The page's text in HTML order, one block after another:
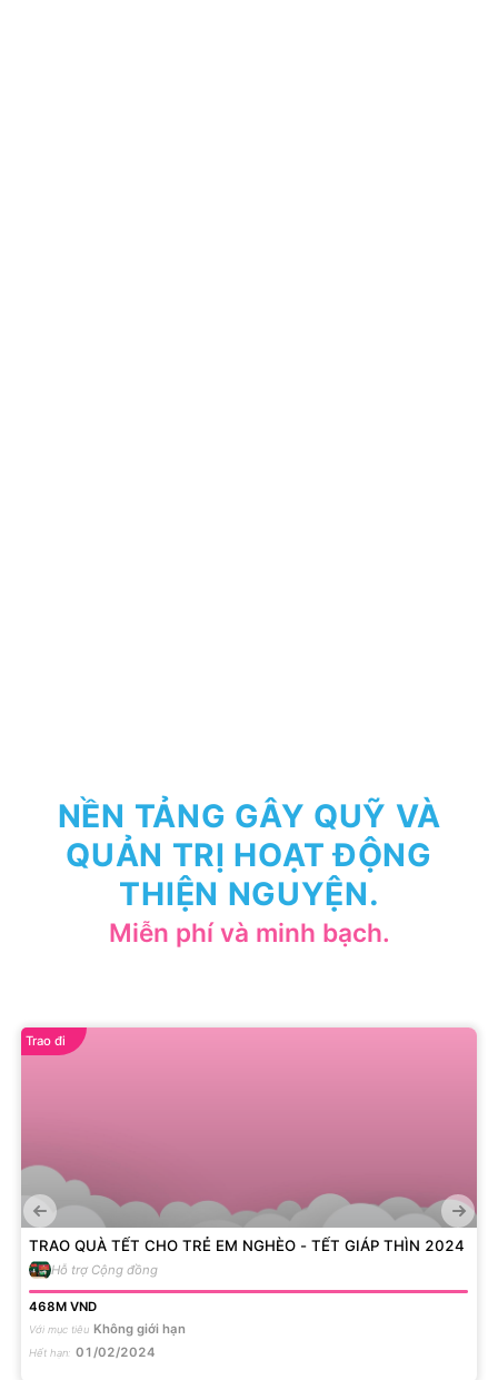
NỀN TẢNG GÂY QUỸ VÀ
QUẢN TRỊ HOẠT ĐỘNG
THIỆN NGUYỆN.
Miễn phí và minh bạch.
Trao đi
TRAO QUÀ TẾT CHO TRẺ EM NGHÈO - TẾT GIÁP THÌN 2024
Hỗ trợ Cộng đồng
468M VND
Với mục tiêu Không giới hạn
Hết hạn: 01/02/2024